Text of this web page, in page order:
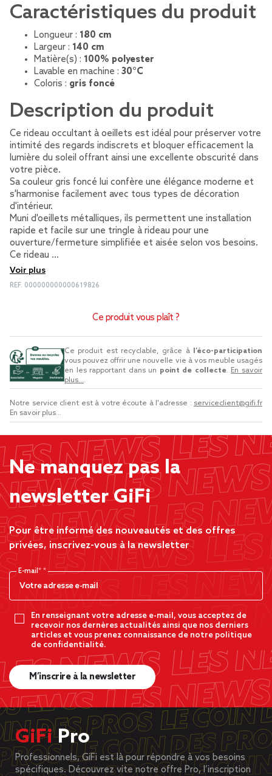
Caractéristiques du produit
Longueur : 180 cm
Largeur : 140 cm
Matière(s) : 100% polyester
Lavable en machine : 30°C
Coloris : gris foncé
Description du produit
Ce rideau occultant à oeillets est idéal pour préserver votre
intimité des regards indiscrets et bloquer efficacement la
lumière du soleil offrant ainsi une excellente obscurité dans
votre pièce.
Sa couleur gris foncé lui confère une élégance moderne et
s'harmonise facilement avec tous types de décoration
d'intérieur.
Muni d'oeillets métalliques, ils permettent une installation
rapide et facile sur une tringle à rideau pour une
ouverture/fermeture simplifiée et aisée selon vos besoins.
Ce rideau …
Voir plus
REF. 000000000000619826
Ce produit vous plaît ?
Ce produit est recyclable, grâce à
l’éco-participation
vous pouvez offrir une nouvelle vie à vos meuble usagés
en les rapportant dans un point de collecte. En savoir
plus....
Notre service client est à votre écoute à l'adresse : serviceclient@gifi.fr
En savoir plus...
Ne manquez pas la
newsletter GiFi
Pour être informé des nouveautés et des offres
privées, inscrivez-vous à la newsletter
E-mail*
En renseignant votre adresse e-mail, vous acceptez de
recevoir nos dernères actualités ainsi que nos derniers
articles et vous prenez connaissance de notre politique
de confidentialité.
M’inscrire à la newsletter
GiFiPro
Professionnels, GiFi est là pour répondre à vos besoins
spécifiques. Découvrez vite notre offre Pro, l’inscription